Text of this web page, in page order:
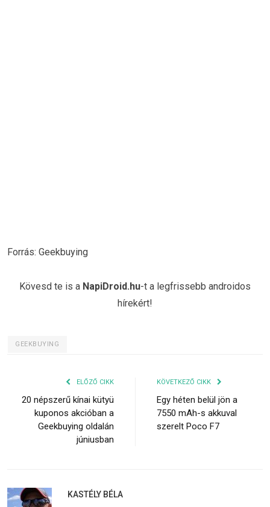
Forrás: Geekbuying
Kövesd te is a NapiDroid.hu-t a legfrissebb androidos
hírekért!
GEEKBUYING
ELŐZŐ CIKK
20 népszerű kínai kütyü
kuponos akcióban a
Geekbuying oldalán
júniusban
KÖVETKEZŐ CIKK
Egy héten belül jön a
7550 mAh-s akkuval
szerelt Poco F7
KASTÉLY BÉLA